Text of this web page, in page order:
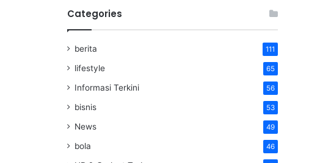
Categories
berita 111
lifestyle 65
Informasi Terkini 56
bisnis 53
News 49
bola 46